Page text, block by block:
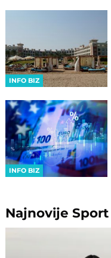
INFO BIZ
INFO BIZ
NajnovijeSport